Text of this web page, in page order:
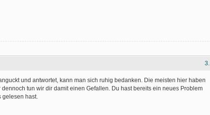
3.
und antwortet, kann man sich ruhig bedanken. Die meisten hier haben
tun wir dir damit einen Gefallen. Du hast bereits ein neues Problem
hast.